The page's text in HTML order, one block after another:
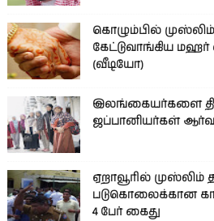
கொழும்பில்
கேட்டுவாங்கிய மஹர்
(வீடியோ)
இலங்கையர்களை
ஜப்பானியர்கள்
ஏறாவூரில் முஸ்லிம்
படுகொலைக்கான
4 பேர் கைது